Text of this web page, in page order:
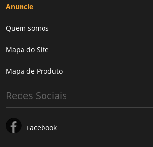
Anuncie
Quem somos
Mapa do Site
Mapa de Produto
Redes Sociais
Facebook